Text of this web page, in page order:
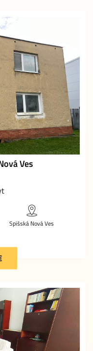
Ves
Spišská Nová Ves